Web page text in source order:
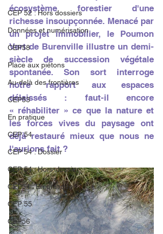
CEP 52 : Hors dossiers
Données et numérisation
CEP58
Place aux piétons
Au-delà des frontières
CEP53
En pratique
CEP 54
CEP 54 : Dossier
CEP 54 : Hors-dossier
CEP54 : En pratique
CEP 55
CEP56
écosystème forestier d'une
richesse insoupçonnée. Menacé par
un projet immobilier, le Poumon
Vert de Burenville illustre un demi-
siècle de succession végétale
spontanée. Son sort interroge
notre rapport aux espaces
délaissés : faut-il encore
« réhabiliter » ce que la nature et
les forces vives du paysage ont
déjà restauré mieux que nous ne
l'aurions fait ?